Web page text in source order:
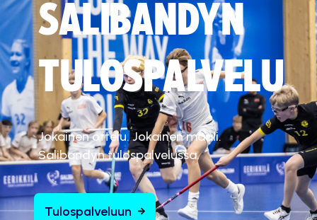
SALIBANDYN
TULOSPALVELU
Jokainen ottelu. Jokainen maali.
Salibandyn tulospalvelussa.
Tulospalveluun